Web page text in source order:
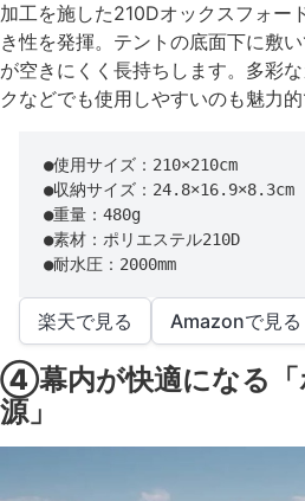
加工を施した210Dオックスフォー
き性を発揮。テントの底面下に敷
が空きにくく長持ちします。多彩
クなどでも使用しやすいのも魅力的
●使用サイズ：210×210cm
●収納サイズ：24.8×16.9×8.3cm
●重量：480g
●素材：ポリエステル210D
●耐水圧：2000mm
楽天で見る Amazonで見る
④幕内が快適になる「
源」